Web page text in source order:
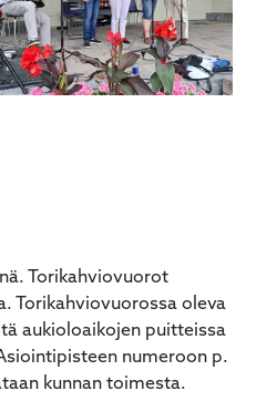
Torikahviovuorot
Torikahviovuorossa oleva
aukioloaikojen puitteissa
numeroon p.
kunnan toimesta.